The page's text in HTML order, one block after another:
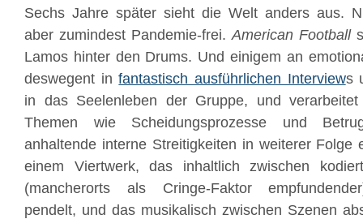
Sechs Jahre später sieht die Welt anders aus.
aber zumindest Pandemie-frei.American Football
Lamos hinter den Drums. Und einigem an
deswegent infantastisch ausführlichen Interviews
in das Seelenleben der Gruppe, und
Themen wie Scheidungsprozesse und
anhaltende interne Streitigkeiten in weiterer Folge
einem Viertwerk, das inhaltlich zwischen
(mancherorts als Cringe-Faktor
pendelt, und das musikalisch zwischen Szenen